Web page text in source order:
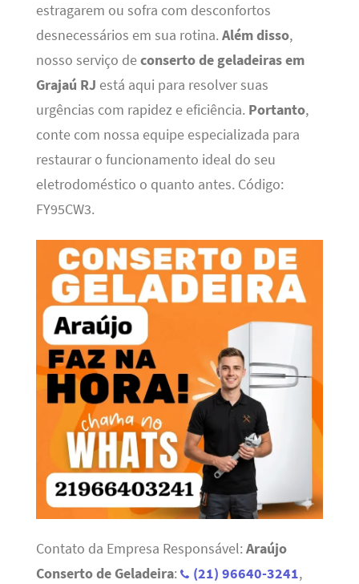
estragarem ou sofra com desconfortos
desnecessários em sua rotina. Além disso,
nosso serviço deconserto de geladeiras em
Grajaú RJ está aqui para resolver suas
urgências com rapidez e eficiência. Portanto,
conte com nossa equipe especializada para
restaurar o funcionamento ideal do seu
eletrodoméstico o quanto antes. Código:
FY95CW3.
Contato da Empresa Responsável: Araújo
Conserto de Geladeira: (21) 96640-3241,